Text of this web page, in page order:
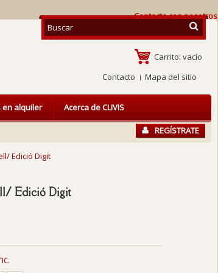
Contacte con nosotros
Carrito: vacío
Contacto
Mapa del sitio
REGÍSTRATE
en alquiler Acerca de CLIVIS
Edició Digit
Edició Digit